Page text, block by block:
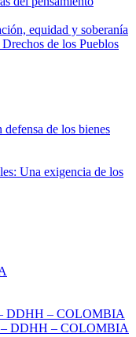
equidad y soberanía
de los Pueblos
de los bienes
Una exigencia de los
DDHH – COLOMBIA
DDHH – COLOMBIA